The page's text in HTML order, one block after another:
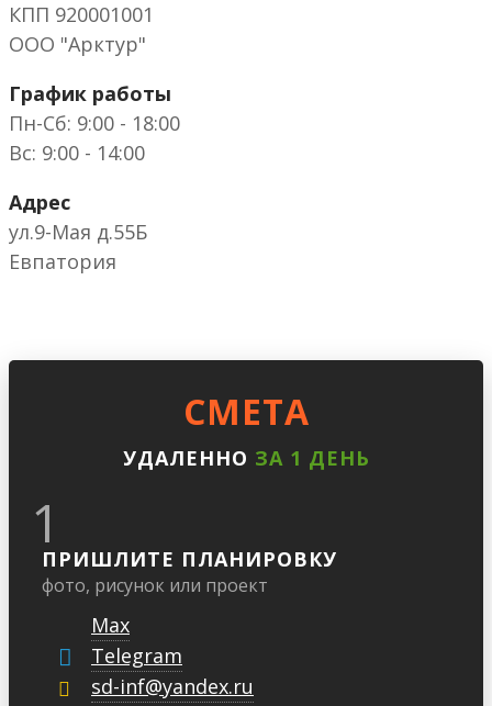
КПП 920001001
ООО "Арктур"
График работы
Пн-Сб: 9:00 - 18:00
Вс: 9:00 - 14:00
Адрес
ул.9-Мая д.55Б
Евпатория
CМЕТА
УДАЛЕННО ЗА 1 ДЕНЬ
1
ПРИШЛИТЕ ПЛАНИРОВКУ
фото, рисунок или проект
Max
Telegram
sd-inf@yandex.ru